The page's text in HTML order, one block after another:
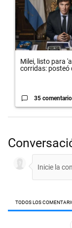
Milei, listo para
corridas: posteó
35
TODOS LOS
Todos los